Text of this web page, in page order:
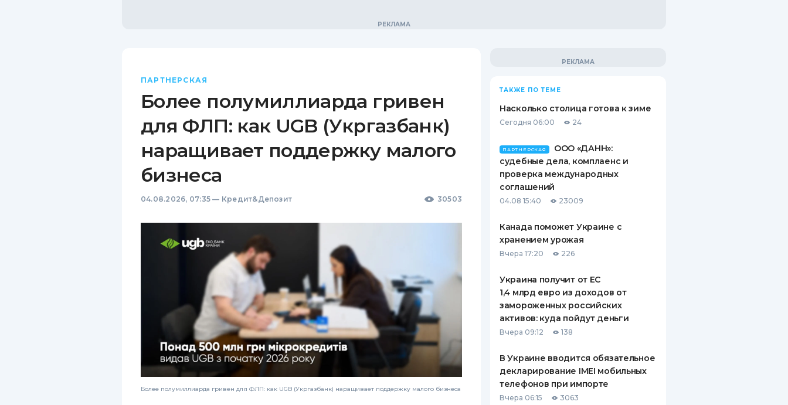
ПАРТНЕРСКАЯ
Более полумиллиарда гривен
для ФЛП: как UGB (Укргазбанк)
наращивает поддержку малого
бизнеса
04.08.2026, 07:35 — Кредит&Депозит 30503
Более полумиллиарда гривен для ФЛП: как UGB (Укргазбанк) наращивает поддержку малого бизнеса
ТАКЖЕ ПО ТЕМЕ
Насколько столица готова к зиме
Сегодня 06:00 24
ПАРТНЕРСКАЯ
ООО «ДАНН»:
судебные дела, комплаенс и
проверка международных
соглашений
04.08 15:40 23009
Канада поможет Украине с
хранением урожая
Вчера 17:20 226
Украина получит от ЕС
1,4 млрд евро из доходов от
замороженных российских
активов: куда пойдут деньги
Вчера 09:12 138
В Украине вводится обязательное
декларирование IMEI мобильных
телефонов при импорте
Вчера 06:15 3063